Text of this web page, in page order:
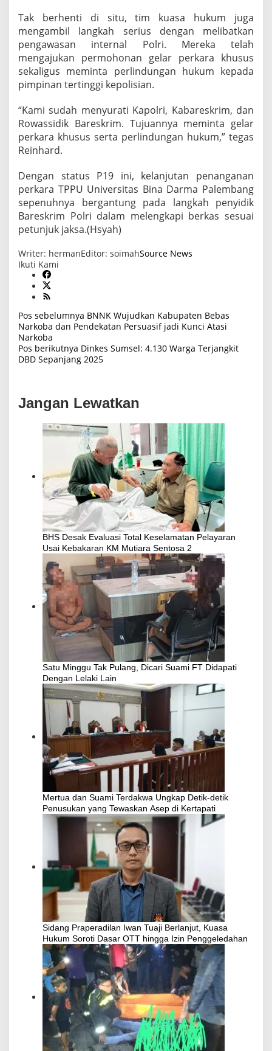
Tak berhenti di situ, tim kuasa hukum juga
mengambil langkah serius dengan melibatkan
pengawasan internal Polri. Mereka telah
mengajukan permohonan gelar perkara khusus
sekaligus meminta perlindungan hukum kepada
pimpinan tertinggi kepolisian.
“Kami sudah menyurati Kapolri, Kabareskrim, dan
Rowassidik Bareskrim. Tujuannya meminta gelar
perkara khusus serta perlindungan hukum,” tegas
Reinhard.
Dengan status P19 ini, kelanjutan penanganan
perkara TPPU Universitas Bina Darma Palembang
sepenuhnya bergantung pada langkah penyidik
Bareskrim Polri dalam melengkapi berkas sesuai
petunjuk jaksa.(Hsyah)
Writer: hermanEditor: soimahSource News
Ikuti Kami
N
a
v
i
s
i
Pos sebelumnya BNNK Wujudkan Kabupaten Bebas
Narkoba dan Pendekatan Persuasif jadi Kunci Atasi
Narkoba
Pos berikutnya Dinkes Sumsel: 4.130 Warga Terjangkit
DBD Sepanjang 2025
Jangan Lewatkan
BHS Desak Evaluasi Total Keselamatan Pelayaran
Usai Kebakaran KM Mutiara Sentosa 2
Satu Minggu Tak Pulang, Dicari Suami FT Didapati
Dengan Lelaki Lain
Mertua dan Suami Terdakwa Ungkap Detik-detik
Penusukan yang Tewaskan Asep di Kertapati
Sidang Praperadilan Iwan Tuaji Berlanjut, Kuasa
Hukum Soroti Dasar OTT hingga Izin Penggeledahan